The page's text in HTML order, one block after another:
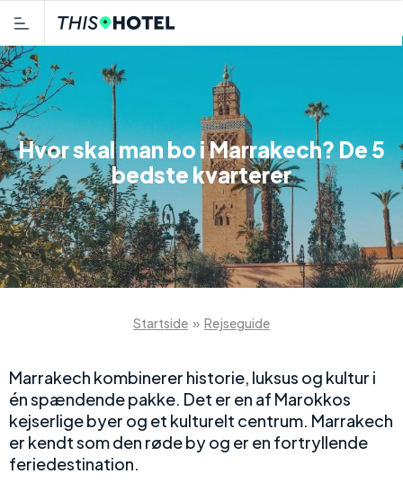
Hvor skal man bo i Marrakech? De 5
bedste kvarterer
Startside » Rejseguide
Marrakech kombinerer historie, luksus og kultur i
én spændende pakke. Det er en af Marokkos
kejserlige byer og et kulturelt centrum. Marrakech
er kendt som den røde by og er en fortryllende
feriedestination.